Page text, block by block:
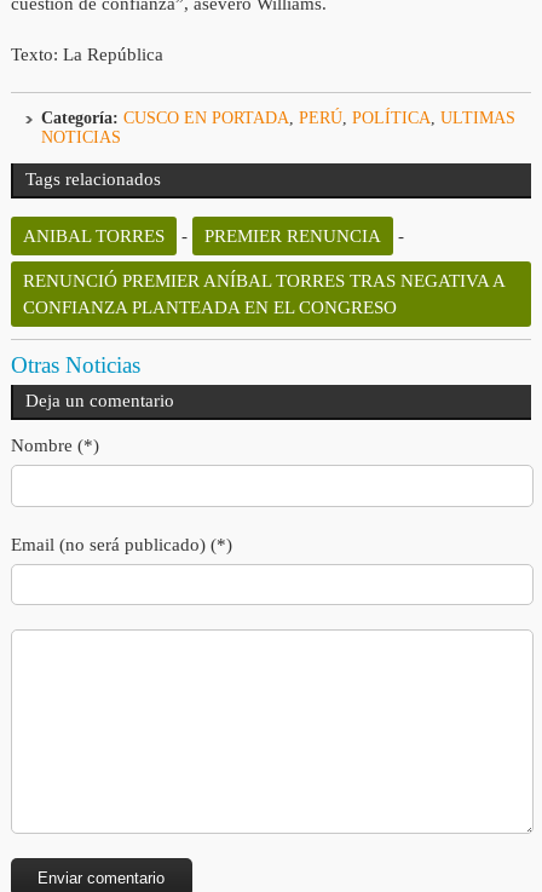
cuestión de confianza”, aseveró Williams.
Texto: La República
Categoría: CUSCO EN PORTADA, PERÚ, POLÍTICA, ULTIMAS
NOTICIAS
Tags relacionados
ANIBAL TORRES - PREMIER RENUNCIA -
RENUNCIÓ PREMIER ANÍBAL TORRES TRAS NEGATIVA A
CONFIANZA PLANTEADA EN EL CONGRESO
Otras Noticias
Deja un comentario
Nombre (*)
Email (no será publicado) (*)